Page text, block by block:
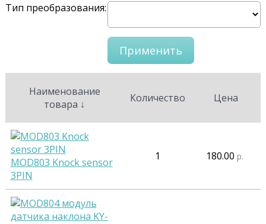
Тип преобразования:
Наименование
товара ↓ Количество Цена
MOD803 Knock sensor
3PIN
1 180.00 р.